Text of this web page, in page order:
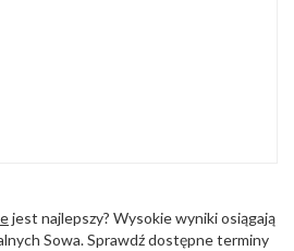
jest najlepszy? Wysokie wyniki osiągają
Sowa. Sprawdź dostępne terminy